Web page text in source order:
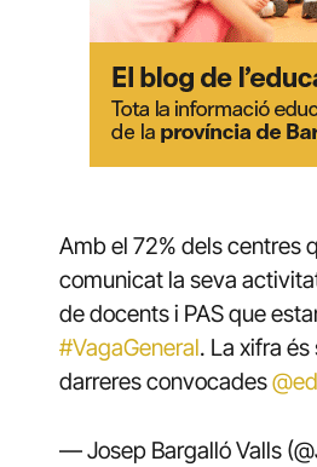
Amb el 72% dels centres
comunicat la seva
de docents i PAS que
#VagaGeneral. La xifra
darreres convocades
— Josep Bargalló Valls